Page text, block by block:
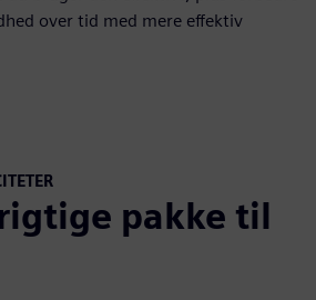
over tid med mere effektiv
pakke til